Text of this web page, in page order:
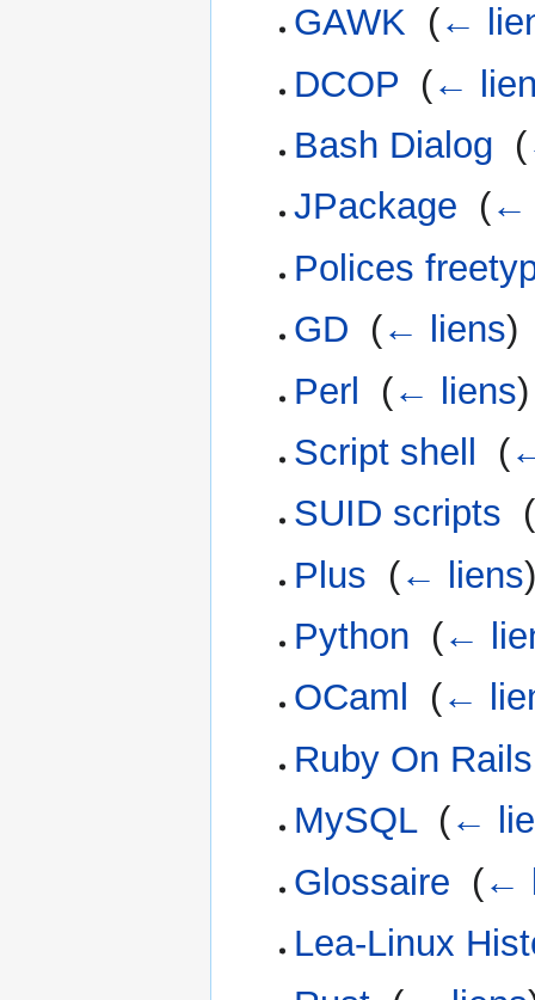
GAWK (←
DCOP (←
Bash Dialog (
JPackage (←
Polices
GD (← liens)
Perl
(← liens)
Script shell
(
SUID scripts (
Plus (← liens)
Python (←
OCaml
(←
Ruby On Rails
MySQL‎ (←
Glossaire (←
Lea-Linux